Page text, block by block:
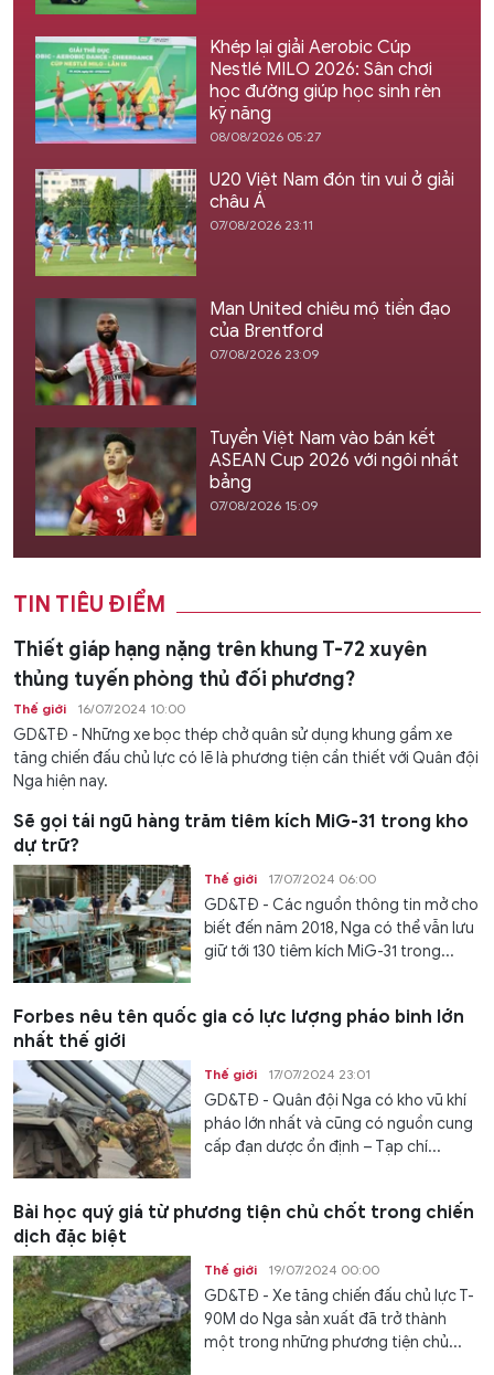
Khép lại giải Aerobic Cúp
Nestlé MILO 2026: Sân chơi
học đường giúp học sinh rèn
kỹ năng
08/08/2026 05:27
U20 Việt Nam đón tin vui ở giải
châu Á
07/08/2026 23:11
Man United chiêu mộ tiền đạo
của Brentford
07/08/2026 23:09
Tuyển Việt Nam vào bán kết
ASEAN Cup 2026 với ngôi nhất
bảng
07/08/2026 15:09
TIN TIÊU ĐIỂM
Thiết giáp hạng nặng trên khung T-72 xuyên
thủng tuyến phòng thủ đối phương?
Thế giới 16/07/2024 10:00
GD&TĐ - Những xe bọc thép chở quân sử dụng khung gầm xe
tăng chiến đấu chủ lực có lẽ là phương tiện cần thiết với Quân đội
Nga hiện nay.
Sẽ gọi tái ngũ hàng trăm tiêm kích MiG-31 trong kho
dự trữ?
Thế giới 17/07/2024 06:00
GD&TĐ - Các nguồn thông tin mở cho
biết đến năm 2018, Nga có thể vẫn lưu
giữ tới 130 tiêm kích MiG-31 trong...
Forbes nêu tên quốc gia có lực lượng pháo binh lớn
nhất thế giới
Thế giới 17/07/2024 23:01
GD&TĐ - Quân đội Nga có kho vũ khí
pháo lớn nhất và cũng có nguồn cung
cấp đạn dược ổn định – Tạp chí...
Bài học quý giá từ phương tiện chủ chốt trong chiến
dịch đặc biệt
Thế giới 19/07/2024 00:00
GD&TĐ - Xe tăng chiến đấu chủ lực T-
90M do Nga sản xuất đã trở thành
một trong những phương tiện chủ...